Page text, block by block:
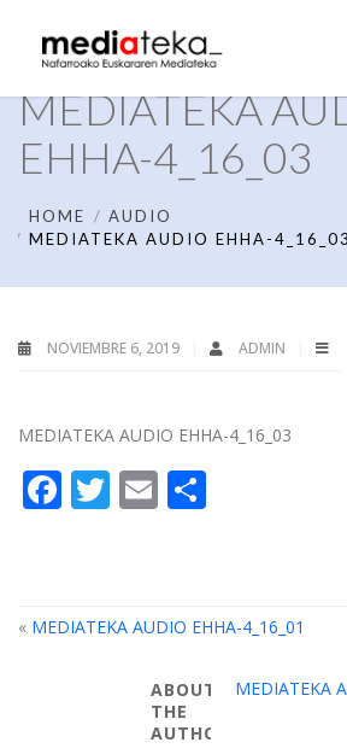
MEDIATEKA
EHHA-4_16_03
HOME
AUDIO
MEDIATEKA AUDIO EHHA-4_16_03
NOVIEMBRE 6, 2019 ADMIN
MEDIATEKA AUDIO EHHA-4_16_03
Facebook
Twitter
Email
« MEDIATEKA AUDIO EHHA-4_16_01
MEDIATEKA
ABOUT
THE
AUTHOR